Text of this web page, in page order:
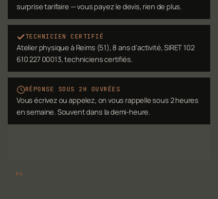
surprise tarifaire — vous payez le devis, rien de plus.
TECHNICIEN CERTIFIÉ
Atelier physique à Reims (51), 8 ans d'activité, SIRET 102
610 227 00013, techniciens certifiés.
RÉPONSE SOUS 2H OUVRÉES
Vous écrivez ou appelez, on vous rappelle sous 2 heures
en semaine. Souvent dans la demi-heure.